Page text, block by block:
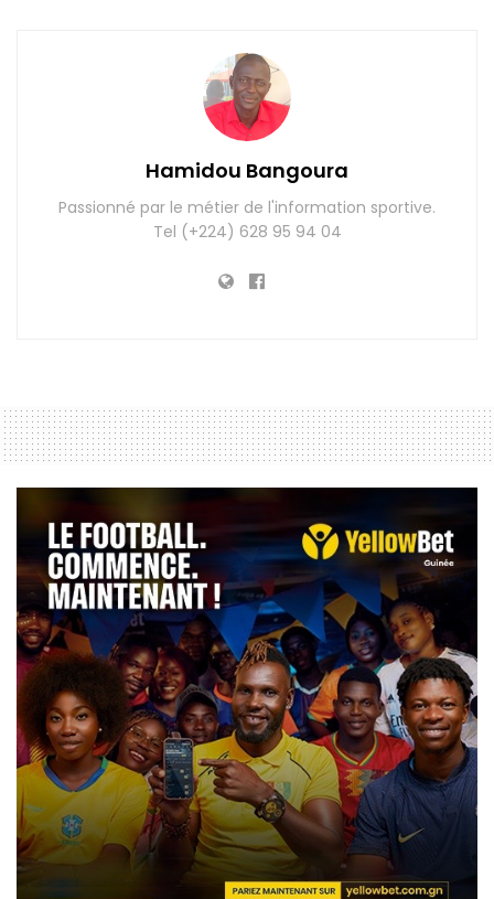
Hamidou Bangoura
Passionné par le métier de l'information sportive.
Tel (+224) 628 95 94 04